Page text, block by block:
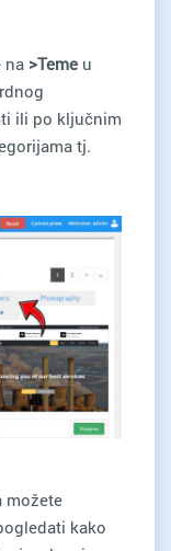
na >Teme u
ili po ključnim
tj.
možete
kako